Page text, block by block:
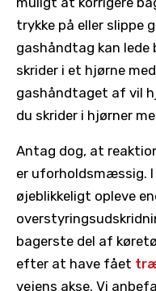
trykke på eller slippe
gashåndtag kan
skrider i et hjørne
gashåndtaget af vil
du skrider i hjørner
Antag dog, at
er uforholdsmæssig.
øjeblikkeligt opleve
bagerste del af
efter at have fået
vejens akse. Vi